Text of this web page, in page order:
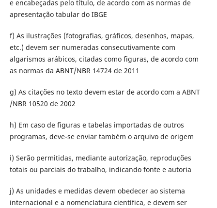
e encabeçadas pelo tí­tulo, de acordo com as normas de
apresentação tabular do IBGE
f) As ilustrações (fotografias, gráficos, desenhos, mapas,
etc.) devem ser numeradas consecutivamente com
algarismos arábicos, citadas como figuras, de acordo com
as normas da ABNT/NBR 14724 de 2011
g) As citações no texto devem estar de acordo com a ABNT
/NBR 10520 de 2002
h) Em caso de figuras e tabelas importadas de outros
programas, deve-se enviar também o arquivo de origem
i) Serão permitidas, mediante autorização, reproduções
totais ou parciais do trabalho, indicando fonte e autoria
j) As unidades e medidas devem obedecer ao sistema
internacional e a nomenclatura científica, e devem ser